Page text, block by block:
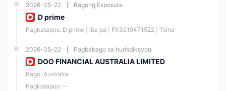
Mga Kalamangan at Disadvantage
Doo Prime ay nag-aalok nghigit sa 10,000 sikat na tradable assets
ibat-ibang mga plataporma sa pag-trade
, na nagbibigay ng
kakayahang magpasya at magkaroon ng iba't ibang pagpipilian para
sa mga trader. Bukod dito, mayroong mga social trading features na
available. Gayunpaman, dapat maging maingat ang mga trader sa
komisyon na kinakaltas sa bawat trade at sa mga limitasyon sa mga
educational resources at account customization. Bukod pa rito,
2026-05-22 Bagong Exposure
D prime
Pagkatapos: D prime | iba pa | FX3219471522 | Tsina
2026-05-22 Pagbabago sa hurisdiksyon
DOO FINANCIAL AUSTRALIA LIMITED
Bago: Australia
Pagkatapos: --